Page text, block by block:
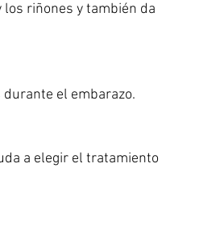
los riñones y también da
el embarazo.
a elegir el tratamiento